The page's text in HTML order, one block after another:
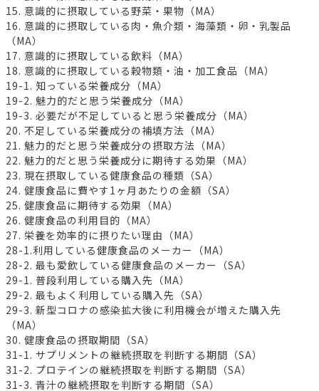
15. 意識的に摂取している野菜・果物（MA）
16. 意識的に摂取している肉・魚介類・海藻類・卵・乳製品
（MA）
17. 意識的に摂取している飲料（MA）
18. 意識的に摂取している穀物類・油・加工食品（MA）
19-1. 知っている栄養成分（MA）
19-2. 魅力的だと思う栄養成分（MA）
19-3. 必要だが不足していると思う栄養成分（MA）
20. 不足している栄養成分の補填方法（MA）
21. 魅力的だと思う栄養成分の摂取方法（MA）
22. 魅力的だと思う栄養成分に期待する効果（MA）
23. 現在摂取している健康食品の種類（SA）
24. 健康食品に費やす1ヶ月あたりの金額（SA）
25. 健康食品に期待する効果（MA）
26. 健康食品の利用目的（MA）
27. 栄養を効率的に摂りたい理由（MA）
28-1.利用している健康食品のメーカー（MA）
28-2. 最も愛飲している健康食品のメーカー（SA）
29-1. 普段利用している購入先（MA）
29-2. 最もよく利用している購入先（SA）
29-3. 新型コロナの感染拡大後に利用機会が増えた購入先
（MA）
30. 健康食品の摂取期間（SA）
31-1. サプリメントの継続摂取を判断する期間（SA）
31-2. プロテインの継続摂取を判断する期間（SA）
31-3. 青汁の継続摂取を判断する期間（SA）